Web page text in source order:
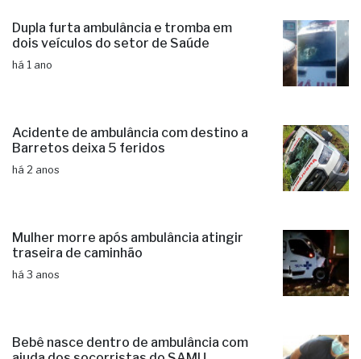
Dupla furta ambulância e tromba em
dois veículos do setor de Saúde
há 1 ano
Acidente de ambulância com destino a
Barretos deixa 5 feridos
há 2 anos
Mulher morre após ambulância atingir
traseira de caminhão
há 3 anos
Bebê nasce dentro de ambulância com